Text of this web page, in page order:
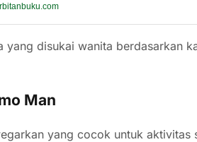
disukai wanita berdasarkan
Man
yang cocok untuk aktivitas